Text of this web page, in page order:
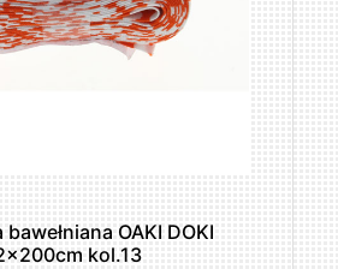
OAKI DOKI
kol.13